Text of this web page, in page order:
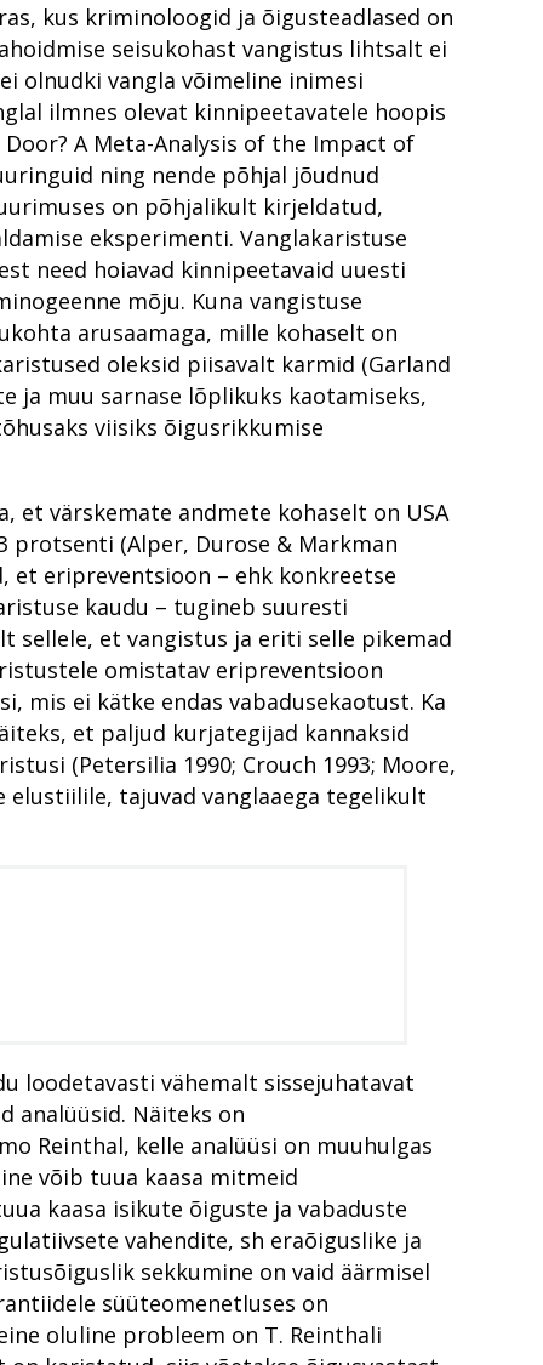
kus kriminoloogid ja õigusteadlased on
seisukohast vangistus lihtsalt ei
olnudki vangla võimeline inimesi
ilmnes olevat kinnipeetavatele hoopis
A Meta-Analysis of the Impact of
ning nende põhjal jõudnud
on põhjalikult kirjeldatud,
eksperimenti. Vanglakaristuse
need hoiavad kinnipeetavaid uuesti
mõju. Kuna vangistuse
arusaamaga, mille kohaselt on
oleksid piisavalt karmid (Garland
ja muu sarnase lõplikuks kaotamiseks,
viisiks õigusrikkumise
et värskemate andmete kohaselt on USA
protsenti (Alper, Durose & Markman
et eripreventsioon – ehk konkreetse
kaudu – tugineb suuresti
sellele, et vangistus ja eriti selle pikemad
omistatav eripreventsioon
mis ei kätke endas vabadusekaotust. Ka
et paljud kurjategijad kannaksid
(Petersilia 1990; Crouch 1993; Moore,
elustiilile, tajuvad vanglaaega tegelikult
loodetavasti vähemalt sissejuhatavat
analüüsid. Näiteks on
Reinthal, kelle analüüsi on muuhulgas
võib tuua kaasa mitmeid
kaasa isikute õiguste ja vabaduste
vahendite, sh eraõiguslike ja
sekkumine on vaid äärmisel
süüteomenetluses on
oluline probleem on T. Reinthali